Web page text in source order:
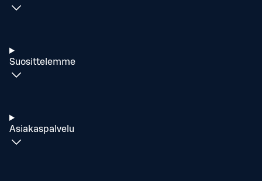
Suosittelemme
Asiakaspalvelu